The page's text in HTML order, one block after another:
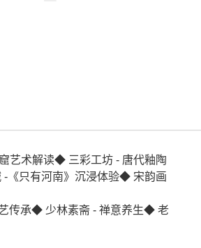
艺术解读◆ 三彩工坊 - 唐代釉陶
《只有河南》沉浸体验◆ 宋韵画
传承◆ 少林素斋 - 禅意养生◆ 老